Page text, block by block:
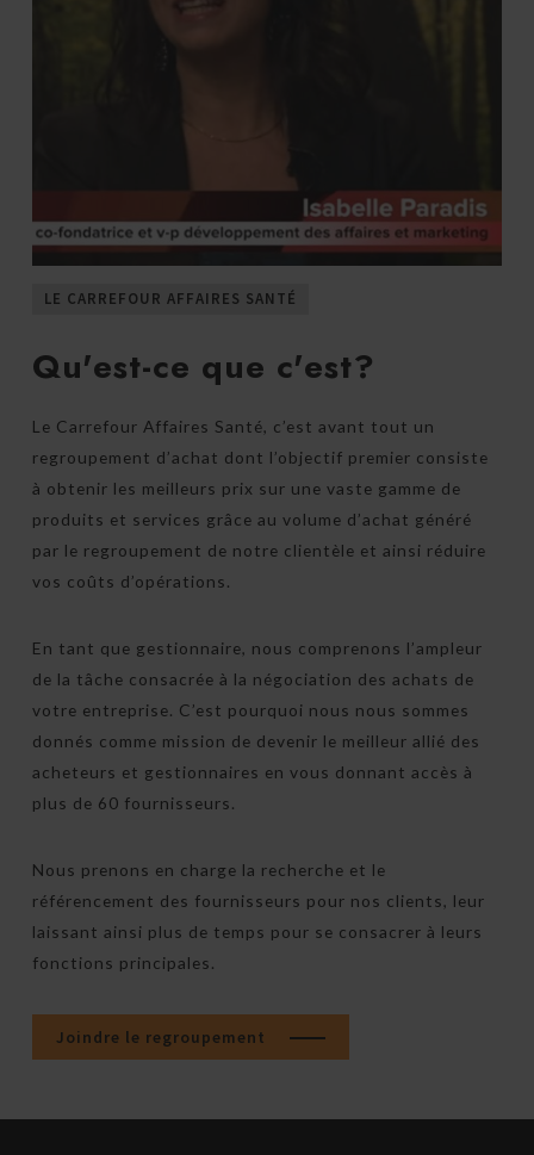
LE CARREFOUR AFFAIRES SANTÉ
Qu'est-ce que c'est?
Le Carrefour Affaires Santé, c’est avant tout un
regroupement d’achat dont l’objectif premier consiste
à obtenir les meilleurs prix sur une vaste gamme de
produits et services grâce au volume d’achat généré
par le regroupement de notre clientèle et ainsi réduire
vos coûts d’opérations.
En tant que gestionnaire, nous comprenons l’ampleur
de la tâche consacrée à la négociation des achats de
votre entreprise. C’est pourquoi nous nous sommes
donnés comme mission de devenir le meilleur allié des
acheteurs et gestionnaires en vous donnant accès à
plus de 60 fournisseurs.
Nous prenons en charge la recherche et le
référencement des fournisseurs pour nos clients, leur
laissant ainsi plus de temps pour se consacrer à leurs
fonctions principales.
Joindre le regroupement